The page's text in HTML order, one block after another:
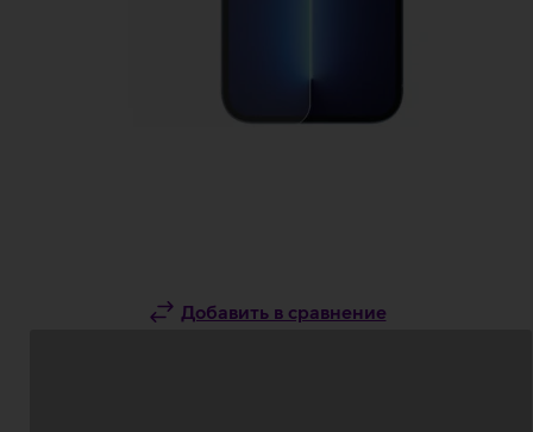
Добавить в сравнение